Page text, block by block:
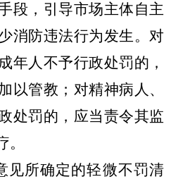
段，引导市场主体自主
消防违法行为发生。对
年人不予行政处罚的，
以管教；对精神病人、
处罚的，应当责令其监
见所确定的轻微不罚清